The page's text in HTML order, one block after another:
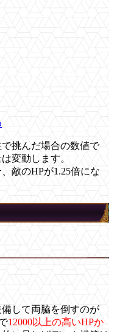
挑んだ場合の数値で
変動します。
敵のHPが1.25倍にな
して両脇を倒すのが
12000以上の高いHPか